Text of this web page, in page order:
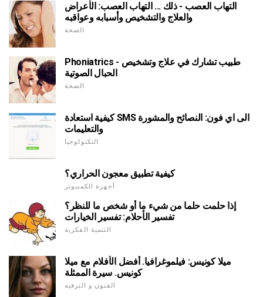
التهاب العصب - ذلك ... التهاب العصب: الأعراض
والعلاج والتشخيص وأسبابه وعواقبه
الصحة
Phoniatrics - طبيب تشارك في علاج وتشخيص
الحبال الصوتية
الصحة
كيفية استعادة SMS الى اي فون: النصائح والمشورة
والتعليمات
التكنولوجيا
كيفية تطبيق معجون الحراري؟
أجهزة الكمبيوتر
إذا حلمت حلما من شيء ما أو شخص ما للنظر؟
تفسير الأحلام: تفسير الخيارات
التنمية الفكرية
ميلا كونيس: فيلموغرافيا. أفضل الأفلام مع ميلا
كونيس. سيرة الممثلة
الفنون و الترفيه